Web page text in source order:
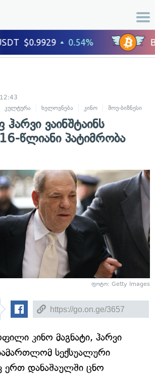
კულტურა ხელოვნება კინო შოუ-ბიზნესი
ჰარვი ვაინშტაინს
წლიანი პატიმრობა
ფოტო: Getty Images
კინო მაგნატი, ჰარვი
სექსუალური
ერთ დანაშაულში ცნო